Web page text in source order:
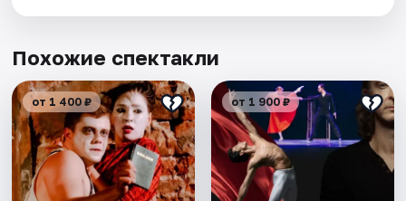
Похожие спектакли
от 1 400 ₽ от 1 900 ₽